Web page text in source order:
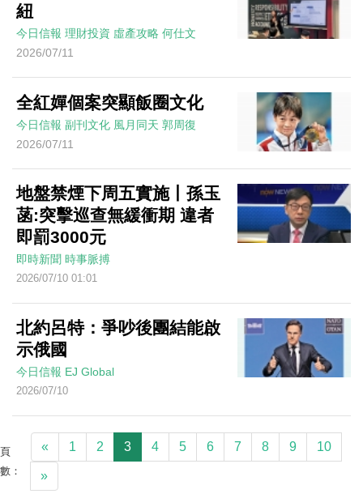
紐
今日信報 理財投資 虛產攻略 何仕文
2026/07/11
全紅嬋個案突顯飯圈文化
今日信報 副刊文化 風月同天 郭周復
2026/07/11
地盤禁煙下周五實施丨孫玉
菡:突擊巡查無緩衝期 違者
即罰3000元
即時新聞 時事脈搏
2026/07/10 01:01
北約呂特：爭吵後團結能啟
示俄國
今日信報 EJ Global
2026/07/10
頁
數：
« 1 2 3 4 5 6 7 8 9 10
»